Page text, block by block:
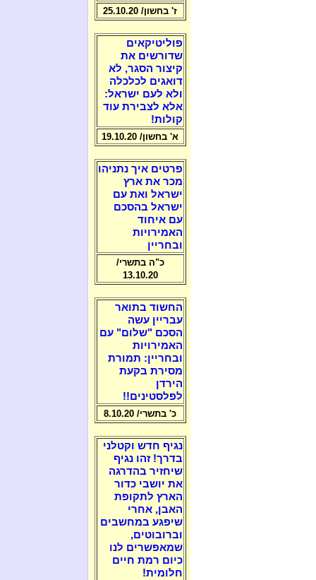
ז' בחשון/ 25.10.20
פוליטיקאים
שדורשים את
קיצור הסגר, לא
דואגים לכלכלה
ולא לעם ישראל:
אלא לצבירת עוד
קולות!
א' בחשון/ 19.10.20
פרטים איך נתניהו
מכר את ארץ
ישראל ואת עם
ישראל בהסכם
עם איחוד
האמירויות
ובחריין
כ"ה בתשרי/
13.10.20
החשוד בתואר
עבריין עשה
הסכם "שלום" עם
האמירויות
ובחריין: תמורת
מסירת בקעת
הירדן
לפלסטינים!!
כ' בתשרי/ 8.10.20
נגיף חדש וקטלני
בדרך! זהו נגיף
שיחזיר בהדרגה
את יושבי כדור
הארץ לתקופת
האבן, אחרי
שיפגע במחשבים
וברובוטים,
שמאפשרים לנו
כיום רמת חיים
חלומית!